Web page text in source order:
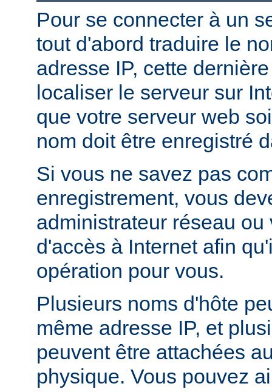
Pour se connecter à un
tout d'abord traduire le
adresse IP, cette
localiser le serveur sur
que votre serveur web
nom doit être enregistré
Si vous ne savez pas
enregistrement, vous
administrateur réseau ou
d'accès à Internet afin
opération pour vous.
Plusieurs noms d'hôte
même adresse IP, et
peuvent être attachées
physique. Vous pouvez